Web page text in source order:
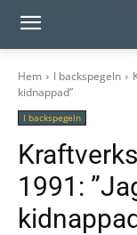
Hem I backspegeln
kidnappad”
I backspegeln
1991: